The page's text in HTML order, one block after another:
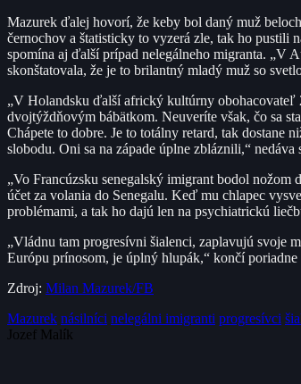
Mazurek ďalej hovorí, že keby bol daný muž
černochov a štatisticky to vyzerá zle, tak ho pustili
spomína aj ďalší prípad nelegálneho migranta. „V
skonštatovala, že je to brilantný mladý muž so
„V Holandsku ďalší africký kultúrny obohacovateľ
dvojtýždňovým bábätkom. Neuveríte však, čo sa
Chápete to dobre. Je to totálny retard, tak dostane
slobodu. Oni sa na západe úplne zbláznili,“
„Vo Francúzsku senegalský imigrant bodol
účet za volania do Senegalu. Keď mu chlapec
problémami, a tak ho dajú len na psychiatrickú
„Vládnu tam progresívni šialenci, zaplavujú svoje
Európu prínosom, je úplný hlupák,“ končí
Zdroj: Milan Mazurek/FB
Mazurek násilníci nelegálni imigranti progresívci
Jozef Malík